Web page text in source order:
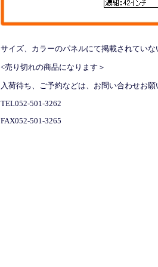
サイズ、カラーのパネルにて掲載されてい
<売り切れの商品になります＞
入荷待ち、ご予約などは、お問い合わせお願
TEL052-501-3262
FAX052-501-3265